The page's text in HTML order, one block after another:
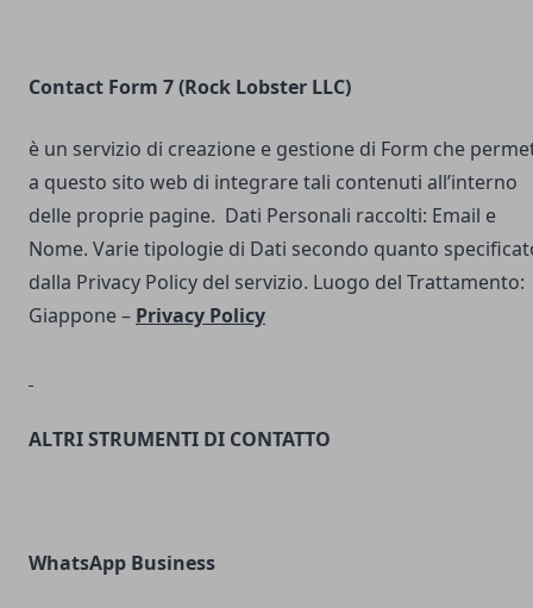
Contact Form 7 (Rock Lobster LLC)
è un servizio di creazione e gestione di Form che
a questo sito web di integrare tali contenuti all’interno
delle proprie pagine. Dati Personali raccolti: Email e
Nome. Varie tipologie di Dati secondo quanto
dalla Privacy Policy del servizio. Luogo del Trattamento:
Giappone – Privacy Policy
ALTRI STRUMENTI DI CONTATTO
WhatsApp Business